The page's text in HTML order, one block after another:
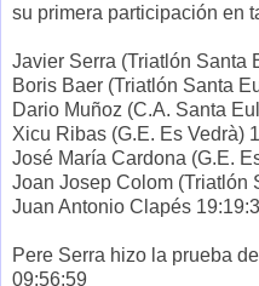
su primera participación en
Javier Serra (Triatlón Santa
Boris Baer (Triatlón Santa
Dario Muñoz (C.A. Santa
Xicu Ribas (G.E. Es Vedrà)
José María Cardona (G.E.
Joan Josep Colom (Triatlón
Juan Antonio Clapés
Pere Serra hizo la prueba
09:56:59